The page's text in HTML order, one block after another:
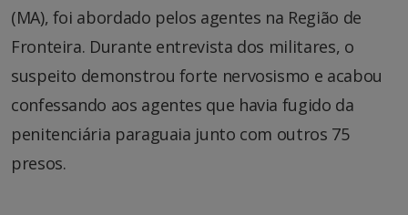
(MA), foi abordado pelos agentes na Região de
Fronteira. Durante entrevista dos militares, o
suspeito demonstrou forte nervosismo e acabou
confessando aos agentes que havia fugido da
penitenciária paraguaia junto com outros 75
presos.